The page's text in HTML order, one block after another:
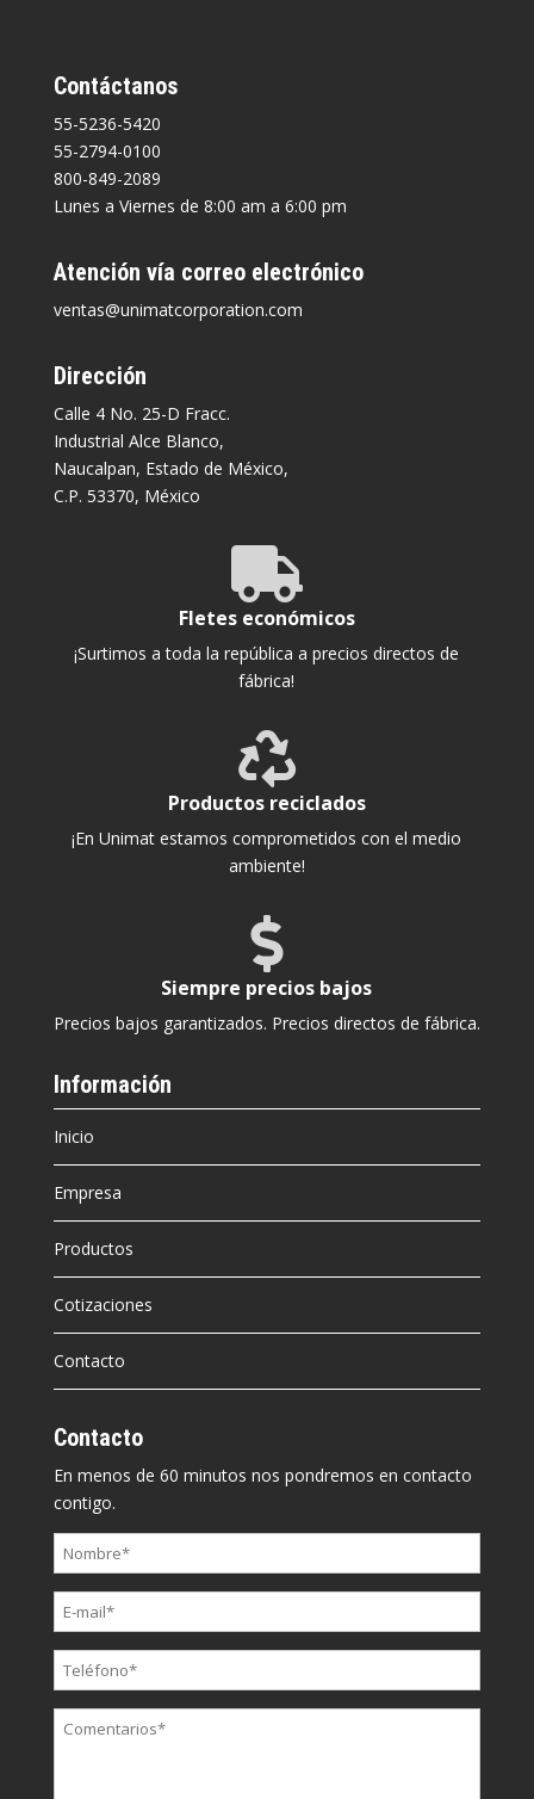
Contáctanos
55-5236-5420
55-2794-0100
800-849-2089
Lunes a Viernes de 8:00 am a 6:00 pm
Atención vía correo electrónico
ventas@unimatcorporation.com
Dirección
Calle 4 No. 25-D Fracc.
Industrial Alce Blanco,
Naucalpan, Estado de México,
C.P. 53370, México

Fletes económicos
¡Surtimos a toda la república a precios directos de
fábrica!

Productos reciclados
¡En Unimat estamos comprometidos con el medio
ambiente!

Siempre precios bajos
Precios bajos garantizados. Precios directos de fábrica.
Información
Inicio
Empresa
Productos
Cotizaciones
Contacto
Contacto
En menos de 60 minutos nos pondremos en contacto
contigo.